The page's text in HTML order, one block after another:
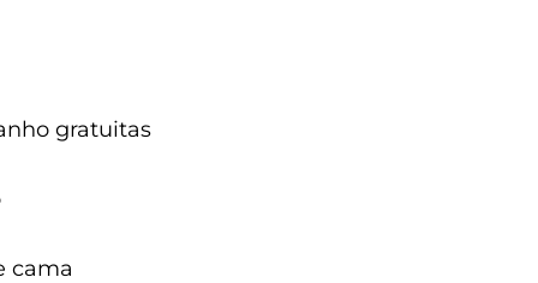
gratuitas
cama